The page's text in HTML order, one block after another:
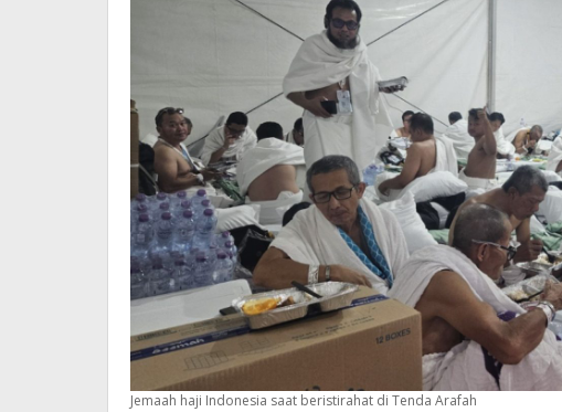
Jemaah haji Indonesia saat beristirahat di Tenda Arafah